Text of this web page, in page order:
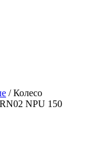
/Колесо
NPU 150